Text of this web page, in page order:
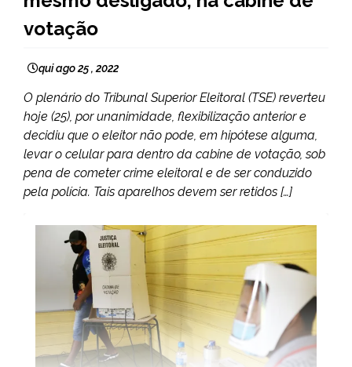
votação
qui ago 25 , 2022
O plenário do Tribunal Superior Eleitoral (TSE) reverteu
hoje (25), por unanimidade, flexibilização anterior e
decidiu que o eleitor não pode, em hipótese alguma,
levar o celular para dentro da cabine de votação, sob
pena de cometer crime eleitoral e de ser conduzido
pela polícia. Tais aparelhos devem ser retidos […]